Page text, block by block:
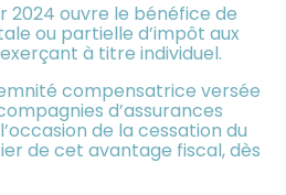
2024 ouvre le bénéfice de
ou partielle d’impôt aux
à titre individuel.
compensatrice versée
d’assurances
de la cessation du
de cet avantage fiscal, dès